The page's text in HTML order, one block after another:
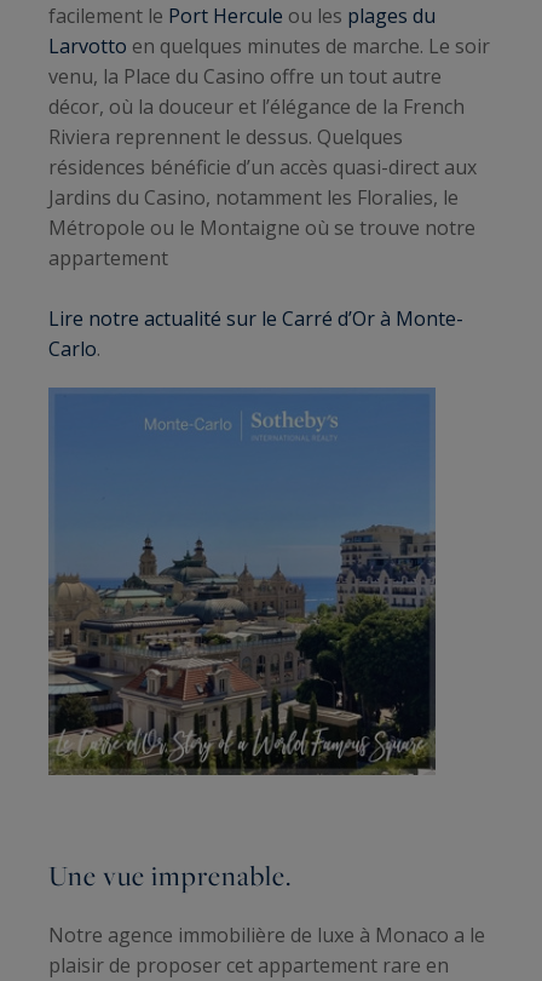
facilement le Port Hercule ou les plages du
Larvotto en quelques minutes de marche. Le soir
venu, la Place du Casino offre un tout autre
décor, où la douceur et l’élégance de la French
Riviera reprennent le dessus. Quelques
résidences bénéficie d’un accès quasi-direct aux
Jardins du Casino, notamment les Floralies, le
Métropole ou le Montaigne où se trouve notre
appartement
Lire notre actualité sur le Carré d’Or à Monte-
Carlo.
Une vue imprenable.
Notre agence immobilière de luxe à Monaco a le
plaisir de proposer cet appartement rare en